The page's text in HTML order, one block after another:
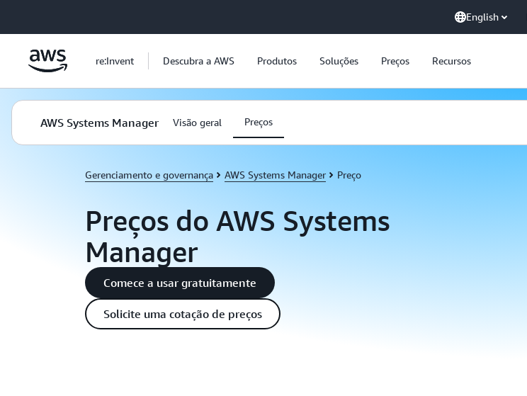
English
re:Invent Descubra a AWS Produtos Soluções Preços Recursos
AWS Systems Manager Visão geral Preços
Gerenciamento e governança AWS Systems Manager Preço
Preços do AWS Systems
Manager
Comece a usar gratuitamente
Solicite uma cotação de preços